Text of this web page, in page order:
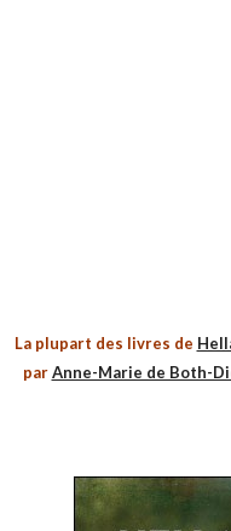
La plupart des livres de
parAnne-Marie de Both-